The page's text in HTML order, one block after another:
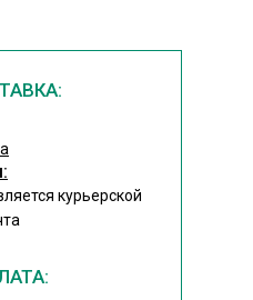
курьерской